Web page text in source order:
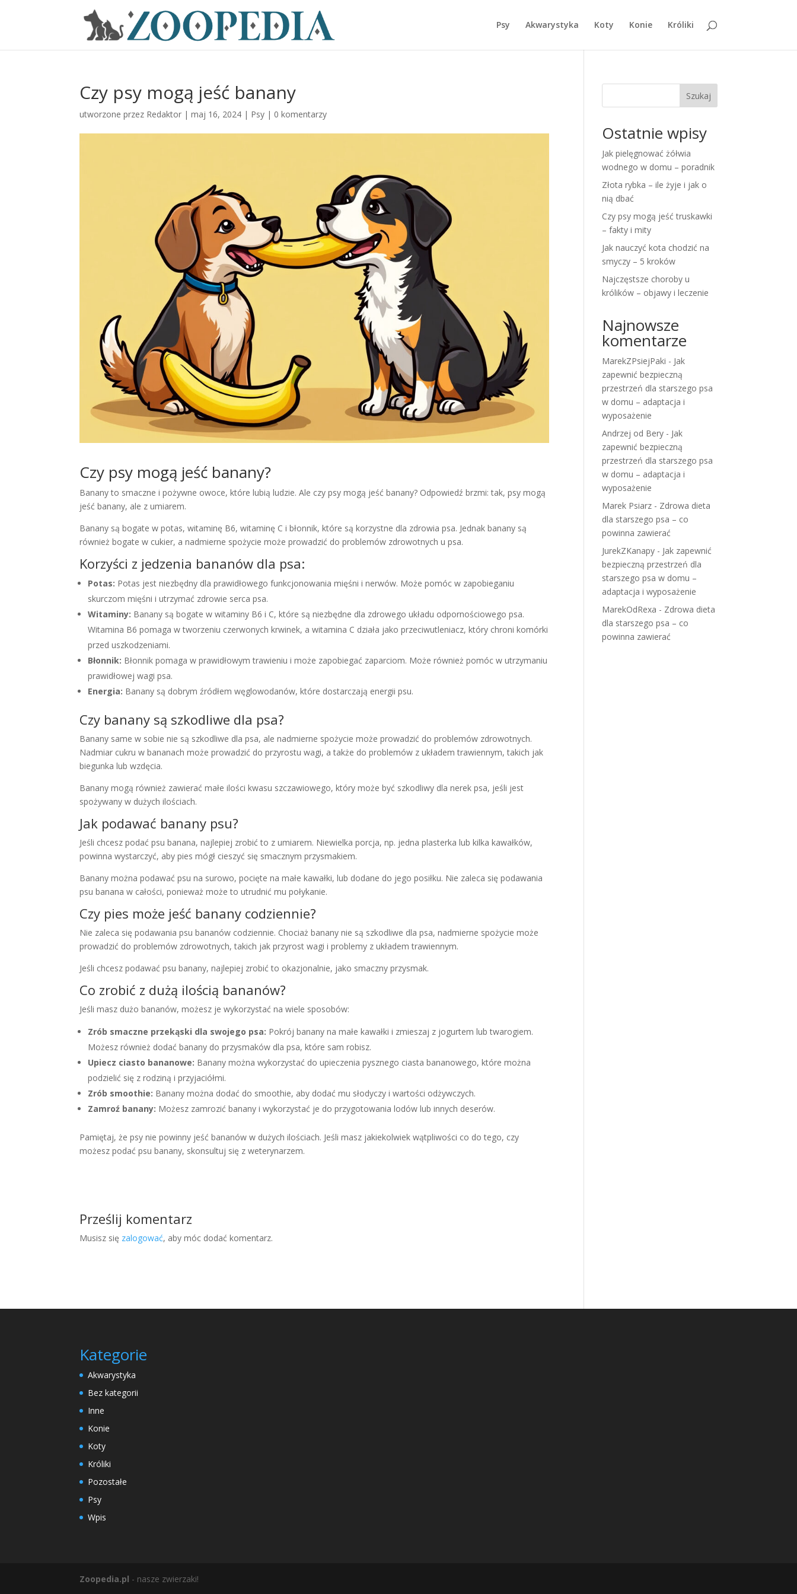
Psy Akwarystyka Koty Konie Króliki
Czy psy mogą jeść banany
utworzone przez Redaktor |maj 16, 2024 | Psy | 0 komentarzy
Czy psy mogą jeść banany?
Banany to smaczne i pożywne owoce, które lubią ludzie. Ale czy psy mogą jeść banany? Odpowiedź brzmi: tak, psy mogą
jeść banany, ale z umiarem.
Banany są bogate w potas, witaminę B6, witaminę C i błonnik, które są korzystne dla zdrowia psa. Jednak banany są
również bogate w cukier, a nadmierne spożycie może prowadzić do problemów zdrowotnych u psa.
Korzyści z jedzenia bananów dla psa:
Potas: Potas jest niezbędny dla prawidłowego funkcjonowania mięśni i nerwów. Może pomóc w zapobieganiu
skurczom mięśni i utrzymać zdrowie serca psa.
Witaminy: Banany są bogate w witaminy B6 i C, które są niezbędne dla zdrowego układu odpornościowego psa.
Witamina B6 pomaga w tworzeniu czerwonych krwinek, a witamina C działa jako przeciwutleniacz, który chroni komórki
przed uszkodzeniami.
Błonnik: Błonnik pomaga w prawidłowym trawieniu i może zapobiegać zaparciom. Może również pomóc w utrzymaniu
prawidłowej wagi psa.
Energia: Banany są dobrym źródłem węglowodanów, które dostarczają energii psu.
Czy banany są szkodliwe dla psa?
Banany same w sobie nie są szkodliwe dla psa, ale nadmierne spożycie może prowadzić do problemów zdrowotnych.
Nadmiar cukru w bananach może prowadzić do przyrostu wagi, a także do problemów z układem trawiennym, takich jak
biegunka lub wzdęcia.
Banany mogą również zawierać małe ilości kwasu szczawiowego, który może być szkodliwy dla nerek psa, jeśli jest
spożywany w dużych ilościach.
Jak podawać banany psu?
Jeśli chcesz podać psu banana, najlepiej zrobić to z umiarem. Niewielka porcja, np. jedna plasterka lub kilka kawałków,
powinna wystarczyć, aby pies mógł cieszyć się smacznym przysmakiem.
Banany można podawać psu na surowo, pocięte na małe kawałki, lub dodane do jego posiłku. Nie zaleca się podawania
psu banana w całości, ponieważ może to utrudnić mu połykanie.
Czy pies może jeść banany codziennie?
Nie zaleca się podawania psu bananów codziennie. Chociaż banany nie są szkodliwe dla psa, nadmierne spożycie może
prowadzić do problemów zdrowotnych, takich jak przyrost wagi i problemy z układem trawiennym.
Jeśli chcesz podawać psu banany, najlepiej zrobić to okazjonalnie, jako smaczny przysmak.
Co zrobić z dużą ilością bananów?
Jeśli masz dużo bananów, możesz je wykorzystać na wiele sposobów:
Zrób smaczne przekąski dla swojego psa: Pokrój banany na małe kawałki i zmieszaj z jogurtem lub twarogiem.
Możesz również dodać banany do przysmaków dla psa, które sam robisz.
Upiecz ciasto bananowe: Banany można wykorzystać do upieczenia pysznego ciasta bananowego, które można
podzielić się z rodziną i przyjaciółmi.
Zrób smoothie: Banany można dodać do smoothie, aby dodać mu słodyczy i wartości odżywczych.
Zamroź banany: Możesz zamrozić banany i wykorzystać je do przygotowania lodów lub innych deserów.
Pamiętaj, że psy nie powinny jeść bananów w dużych ilościach. Jeśli masz jakiekolwiek wątpliwości co do tego, czy
możesz podać psu banany, skonsultuj się z weterynarzem.
Prześlij komentarz
Musisz się zalogować, aby móc dodać komentarz.
Szukaj
Ostatnie wpisy
Jak pielęgnować żółwia
wodnego w domu – poradnik
Złota rybka – ile żyje i jak o
nią dbać
Czy psy mogą jeść truskawki
– fakty i mity
Jak nauczyć kota chodzić na
smyczy – 5 kroków
Najczęstsze choroby u
królików – objawy i leczenie
Najnowsze
komentarze
MarekZPsiejPaki - Jak
zapewnić bezpieczną
przestrzeń dla starszego psa
w domu – adaptacja i
wyposażenie
Andrzej od Bery - Jak
zapewnić bezpieczną
przestrzeń dla starszego psa
w domu – adaptacja i
wyposażenie
Marek Psiarz - Zdrowa dieta
dla starszego psa – co
powinna zawierać
JurekZKanapy - Jak zapewnić
bezpieczną przestrzeń dla
starszego psa w domu –
adaptacja i wyposażenie
MarekOdRexa - Zdrowa dieta
dla starszego psa – co
powinna zawierać
Kategorie
Akwarystyka
Bez kategorii
Inne
Konie
Koty
Króliki
Pozostałe
Psy
Wpis
Zoopedia.pl - nasze zwierzaki!